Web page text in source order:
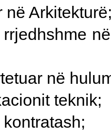
në
në
teknik;